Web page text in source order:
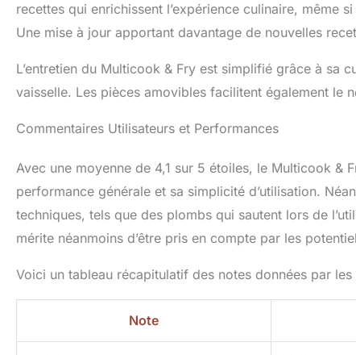
recettes qui enrichissent l’expérience culinaire, même
Une mise à jour apportant davantage de nouvelles
L’entretien du Multicook & Fry est simplifié grâce à sa
vaisselle. Les pièces amovibles facilitent également le
Commentaires Utilisateurs et Performances
Avec une moyenne de 4,1 sur 5 étoiles, le Multicook &
performance générale et sa simplicité d’utilisation.
techniques, tels que des plombs qui sautent lors de
mérite néanmoins d’être pris en compte par les
Voici un tableau récapitulatif des notes données par les
Note